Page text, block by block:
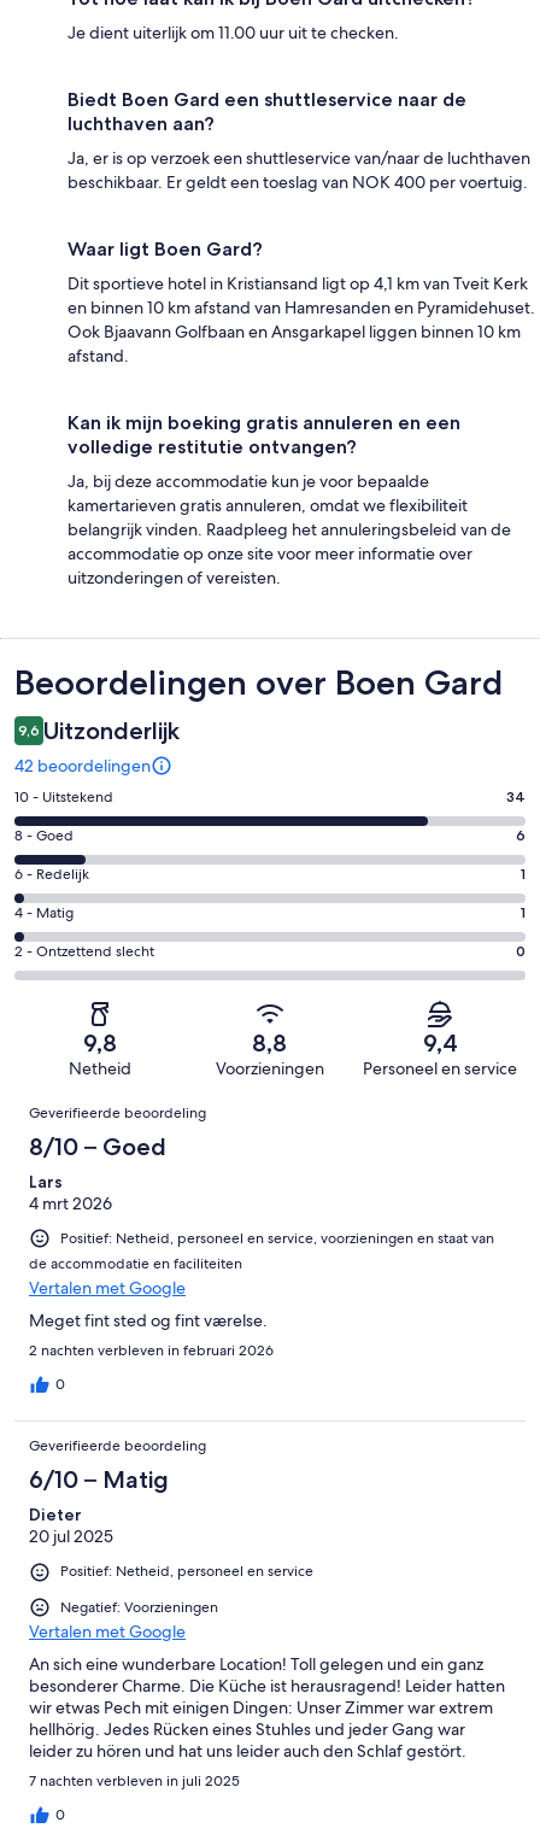
Je dient uiterlijk om 11.00 uur uit te checken.
Biedt Boen Gard een shuttleservice naar de
luchthaven aan?
Ja, er is op verzoek een shuttleservice van/naar de luchthaven
beschikbaar. Er geldt een toeslag van NOK 400 per voertuig.
Waar ligt Boen Gard?
Dit sportieve hotel in Kristiansand ligt op 4,1 km van Tveit Kerk
en binnen 10 km afstand van Hamresanden en Pyramidehuset.
Ook Bjaavann Golfbaan en Ansgarkapel liggen binnen 10 km
afstand.
Kan ik mijn boeking gratis annuleren en een
volledige restitutie ontvangen?
Ja, bij deze accommodatie kun je voor bepaalde
kamertarieven gratis annuleren, omdat we flexibiliteit
belangrijk vinden. Raadpleeg het annuleringsbeleid van de
accommodatie op onze site voor meer informatie over
uitzonderingen of vereisten.
Beoordelingen
Beoordelingen over Boen Gard
9,6 Uitzonderlijk
42 beoordelingen
Gastenscore:
10
-
Uitstekend.
34
van
42
beoordelingen
10 - Uitstekend 34
Gastenscore:
8
-
Goed.
6
van
beoordelingen
8 - Goed 6
Gastenscore:
6
-
Redelijk.
1
beoordelingen
6 - Redelijk 1
Gastenscore:
4
-
4 - Matig 1
Gastenscore:
2
Ontzettend
van
beoordelingen
2 - Ontzettend slecht 0
9,8
Netheid
8,8
Voorzieningen
9,4
Personeel en service
Beoordelingen
Geverifieerde beoordeling
8/10 – Goed
Lars
4 mrt 2026
Positief: Netheid, personeel en service, voorzieningen en staat van
de accommodatie en faciliteiten
Vertalen met Google
Meget fint sted og fint værelse.
2 nachten verbleven in februari 2026
0
Geverifieerde beoordeling
6/10 – Matig
Dieter
20 jul 2025
Positief: Netheid, personeel en service
Negatief: Voorzieningen
Vertalen met Google
An sich eine wunderbare Location! Toll gelegen und ein ganz
besonderer Charme. Die Küche ist herausragend! Leider hatten
wir etwas Pech mit einigen Dingen: Unser Zimmer war extrem
hellhörig. Jedes Rücken eines Stuhles und jeder Gang war
leider zu hören und hat uns leider auch den Schlaf gestört.
Etwas Befremdlich war auch, dass es keinen Schrank oder
Kommode für die Sachen gibt. Das heißt, dass man
sprichwörtlich aus dem Koffer lebt. Dann wurden wir
7 nachten verbleven in juli 2025
0